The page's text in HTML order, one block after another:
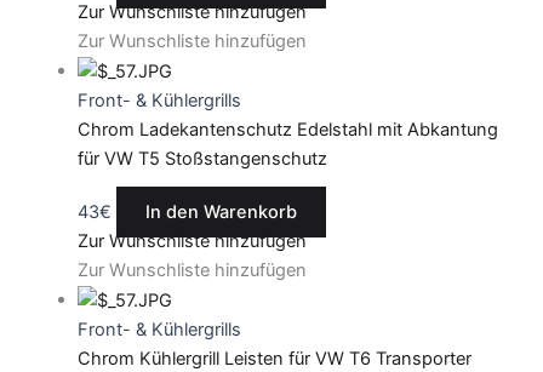
Zur Wunschliste hinzufügen
Zur Wunschliste hinzufügen
Front- & Kühlergrills
Chrom Ladekantenschutz Edelstahl mit Abkantung
für VW T5 Stoßstangenschutz
43€
In den Warenkorb
Zur Wunschliste hinzufügen
Zur Wunschliste hinzufügen
Front- & Kühlergrills
Chrom Kühlergrill Leisten für VW T6 Transporter